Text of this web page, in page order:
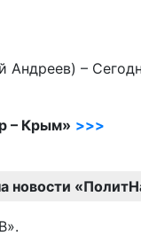
Андреев) –
– Крым» >>>
новости